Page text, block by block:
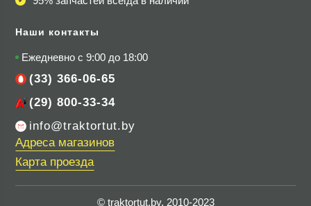
Наши контакты
Ежедневно с 9:00 до 18:00
(33) 366-06-65
(29) 800-33-34
info@traktortut.by
Адреса магазинов
Карта проезда
© traktortut.by, 2010-2023